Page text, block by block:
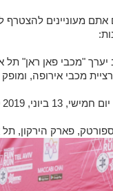
מעוניינים להצטרף
יערך "מכבי פאן ראן" תל
מכבי אירופה,
13 ביוני, 2019 17:00-21:00
פארק הירקון, תל